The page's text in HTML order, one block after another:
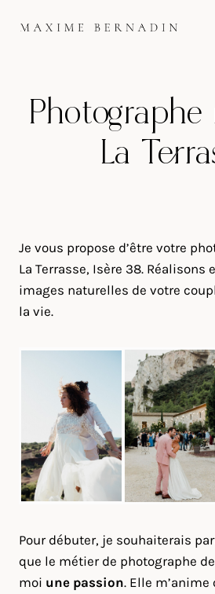
Photographe
La
Je vous propose d’être votre
La Terrasse, Isère 38. Réalisons
images naturelles de votre
la vie.
Pour débuter, je souhaiterais
que le métier de photographe
moi une passion. Elle